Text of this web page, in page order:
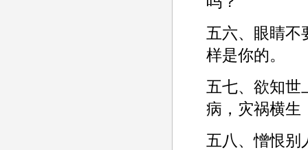
五六、眼睛不
样是你的。­
五七、欲知世
病，灾祸横生
五八、憎恨别